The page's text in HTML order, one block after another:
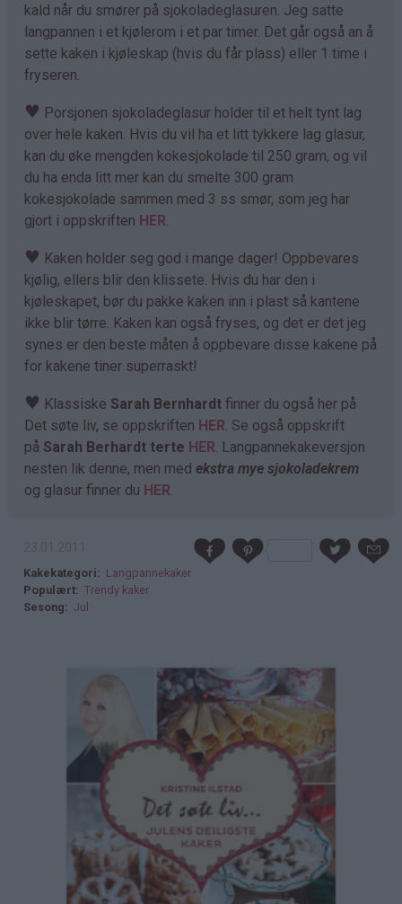
kald når du smører på sjokoladeglasuren. Jeg satte
langpannen i et kjølerom i et par timer. Det går også an å
sette kaken i kjøleskap (hvis du får plass) eller 1 time i
fryseren.
♥ Porsjonen sjokoladeglasur holder til et helt tynt lag
over hele kaken. Hvis du vil ha et litt tykkere lag glasur,
kan du øke mengden kokesjokolade til 250 gram, og vil
du ha enda litt mer kan du smelte 300 gram
kokesjokolade sammen med 3 ss smør, som jeg har
gjort i oppskriften HER.
♥ Kaken holder seg god i mange dager! Oppbevares
kjølig, ellers blir den klissete. Hvis du har den i
kjøleskapet, bør du pakke kaken inn i plast så kantene
ikke blir tørre. Kaken kan også fryses, og det er det jeg
synes er den beste måten å oppbevare disse kakene på
for kakene tiner superraskt!
♥ Klassiske Sarah Bernhardt finner du også her på
Det søte liv, se oppskriften HER. Se også oppskrift
på Sarah Berhardt terte HER. Langpannekakeversjon
nesten lik denne, men med ekstra mye sjokoladekrem
og glasur finner du HER.
Kakekategori
Langpannekaker
Populært
Trendy kaker
Sesong
Jul